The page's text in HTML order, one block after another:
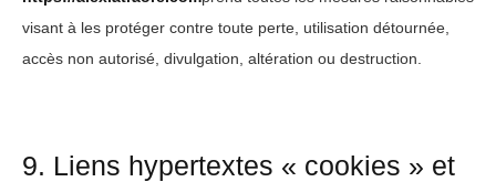
visant à les protéger contre toute perte, utilisation détournée,
accès non autorisé, divulgation, altération ou destruction.
9. Liens hypertextes « cookies » et